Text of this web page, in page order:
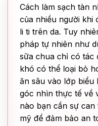
Cách làm sạch tàn
của nhiều người khi
li ti trên da. Tuy
pháp tự nhiên như
sữa chua chỉ có tác
khó có thể loại bỏ
ăn sâu vào lớp biểu
góc nhìn thực tế về
nào bạn cần sự
mỹ để đảm bảo an